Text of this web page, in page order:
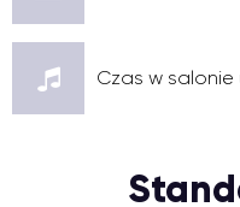
Czas w salonie